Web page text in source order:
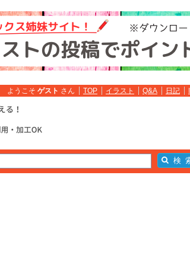
ようこそ ゲスト さん TOP イラスト Q&A 日記